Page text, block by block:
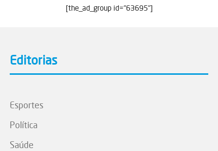
[the_ad_group id="63695"]
Editorias
Esportes
Política
Saúde